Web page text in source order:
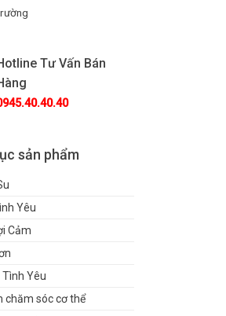
Tư Vấn Bán
sản phẩm
Yêu
Cảm
Tình Yêu
chăm sóc cơ thể